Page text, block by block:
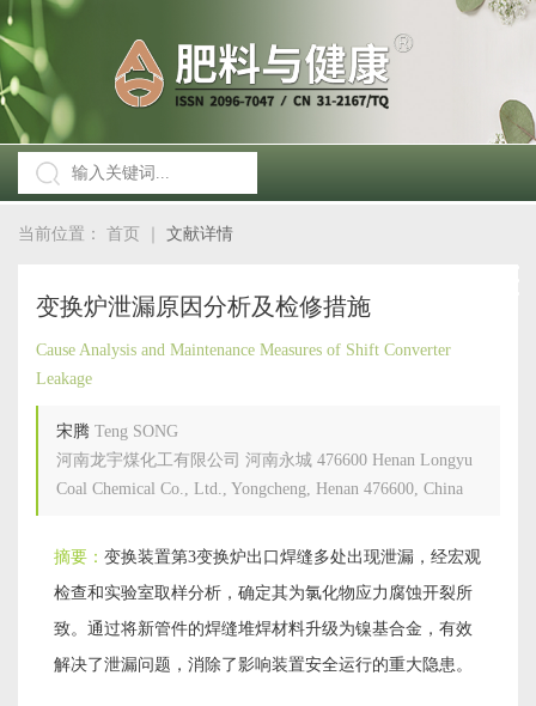
当前位置： 首页 文献详情
变换炉泄漏原因分析及检修措施
Cause Analysis and Maintenance Measures of Shift Converter
Leakage
宋腾 Teng SONG
河南龙宇煤化工有限公司 河南永城 476600 Henan Longyu
Coal Chemical Co., Ltd., Yongcheng, Henan 476600, China
摘要： 变换装置第3变换炉出口焊缝多处出现泄漏，经宏观
检查和实验室取样分析，确定其为氯化物应力腐蚀开裂所
致。通过将新管件的焊缝堆焊材料升级为镍基合金，有效
解决了泄漏问题，消除了影响装置安全运行的重大隐患。